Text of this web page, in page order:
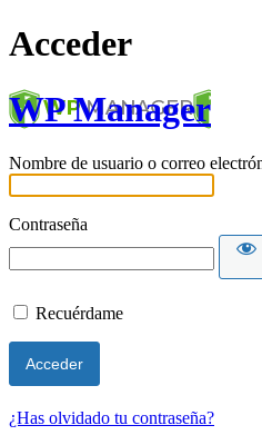
Acceder
WP Manager
Nombre de usuario o correo
Contraseña
Recuérdame
¿Has olvidado tu contraseña?